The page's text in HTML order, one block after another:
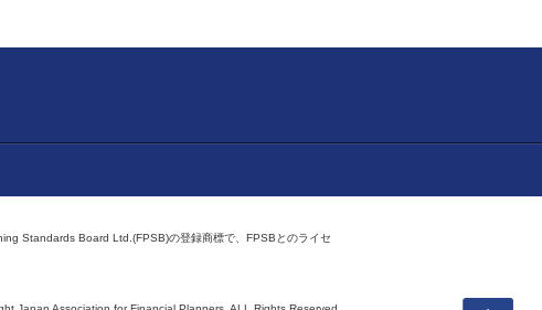
Standards Board Ltd.(FPSB)の登録商標で、FPSBとのライセ